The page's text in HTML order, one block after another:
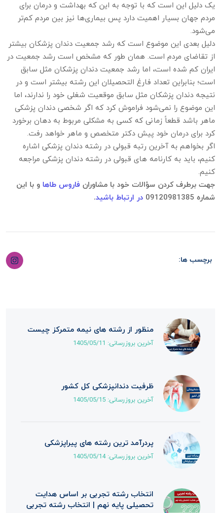
یک دلیل این است که با توجه به این که بهداشت و درمان برای
مردم جهان بسیار اهمیت دارد پس بیماری‌ها نیز بین مردم کم‌تر
می‌شود.
دلیل بعدی این موضوع است که رشد جمعیت دندان پزشکان بیشتر
از تقاضای مردم است. همان طور که مشخص است رشد جمعیت در
ایران کم شده است، اما رشد جمعیت دندان پزشکان مثل سابق
است؛ بنابراین تعداد فارغ التحصیلان این رشته بیشتر است و در
نتیجه دندان پزشکان مثل سابق موقعیت شغلی خود را ندارند، اما
این موضوع را نمی‌شود فراموش کرد که اگر شخصی دندان پزشکی
ماهر باشد قطعاً زمانی که کسی به مشکلی مربوط به دهان برخورد
کرد برای درمان خود پیش دکتر متخصص و ماهر خواهد رفت.
اگر بخواهم به آخرین رتبه قبولی در رشته دندان پزشکی اشاره
کنیم، باید به کارنامه های قبولی در رشته دندان پزشکی مراجعه
کنیم.
جهت برطرف کردن سؤالات خود با مشاوران فاروس طاها و با این
شماره 09120981385
در ارتباط باشید.
برچسب ها:
منظور از رشته های نیمه متمرکز چیست
آخرین بروزرسانی: 1405/05/11
ظرفیت دندانپزشکی کل کشور
آخرین بروزرسانی: 1405/05/15
پردرآمد ترین رشته های پیراپزشکی
آخرین بروزرسانی:1405/05/14
انتخاب رشته تجربی بر اساس هدایت
تحصیلی پایه نهم | انتخاب رشته تجربی